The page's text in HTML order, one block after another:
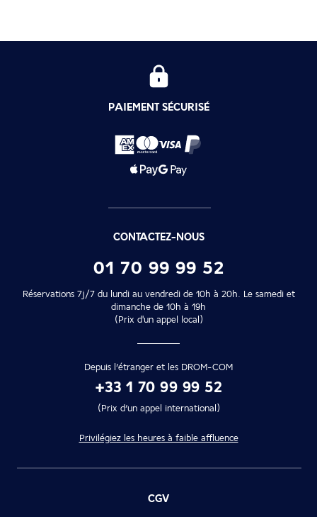
PAIEMENT SÉCURISÉ
CONTACTEZ-NOUS
01 70 99 99 52
Réservations 7j/7 du lundi au vendredi de 10h à 20h. Le samedi et
dimanche de 10h à 19h
(Prix d'un appel local)
Depuis l’étranger et les DROM-COM
+33 1 70 99 99 52
(Prix d’un appel international)
Privilégiez les heures à faible affluence
CGV